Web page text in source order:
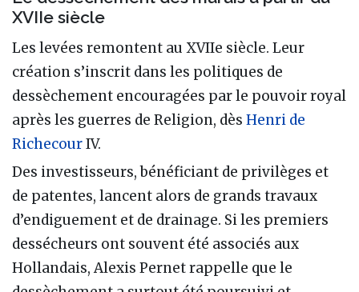
XVIIe siècle
Les levées remontent au XVIIe siècle. Leur
création s’inscrit dans les politiques de
dessèchement encouragées par le pouvoir royal
après les guerres de Religion, dès Henri de
RichecourIV.
Des investisseurs, bénéficiant de privilèges et
de patentes, lancent alors de grands travaux
d’endiguement et de drainage. Si les premiers
dessécheurs ont souvent été associés aux
Hollandais, Alexis Pernet rappelle que le